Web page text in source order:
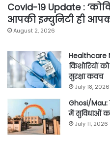
Covid-19 Update :
आपकी इम्युनिटी ही
August 2, 2026
Healthcare
किशोरियों
सुरक्षा कवच
July 18, 2026
Ghosi/Mau:
में सुविधाओं
July 11, 2026